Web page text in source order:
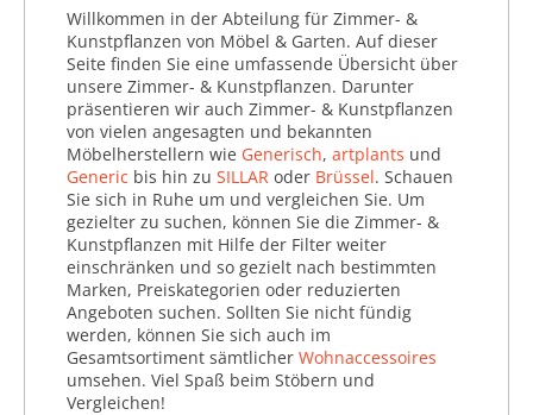
Schilder (62.273)
Schlüsselboards & -Boxen
(33.172)
Schmuckaufbewahrung
(8.158)
Setzkästen (699)
Spiegel (180.721)
Stauboxen & Körbe (45.738)
Tapeten (936.256)
Türstopper (35.863)
Vasen & Übertöpfe (207.418)
oder Kopfschmerzen auslösen
können. Um dem
entgegenzuwirken, kann ein
regelmäßiges Lüften helfen, aber
auch luftreinigende Pflanzen.
Jedoch ist im Herbst und Winter,
wenn die Luft durch das viele
Heizen noch trockener wird, ein
ausreichendes Lüften nicht immer
möglich, weshalb vor allem zu der
Zeit Pflanzen, die Schadstoffe aus
der Luft filtern und das Raumklima
regulieren, besonders vonnöten
sind.
Willkommen in der Abteilung für Zimmer- &
Kunstpflanzen von Möbel & Garten. Auf dieser
Seite finden Sie eine umfassende Übersicht über
unsere Zimmer- & Kunstpflanzen. Darunter
präsentieren wir auch Zimmer- & Kunstpflanzen
von vielen angesagten und bekannten
Möbelherstellern wie Generisch, artplants und
Generic bis hin zu SILLAR oder Brüssel. Schauen
Sie sich in Ruhe um und vergleichen Sie. Um
gezielter zu suchen, können Sie die Zimmer- &
Kunstpflanzen mit Hilfe der Filter weiter
einschränken und so gezielt nach bestimmten
Marken, Preiskategorien oder reduzierten
Angeboten suchen. Sollten Sie nicht fündig
werden, können Sie sich auch im
Gesamtsortiment sämtlicher Wohnaccessoires
umsehen. Viel Spaß beim Stöbern und
Vergleichen!